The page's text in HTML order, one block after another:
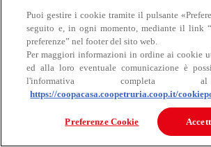
Bovino
Puoi gestire i cookie tramite il pulsante
seguito e, in ogni momento, mediante il link
preferenze” nel footer del sito web.
Per maggiori informazioni in ordine ai cookie
ed alla loro eventuale comunicazione è
l'informativa
https://coopacasa.coopetruria.coop.it/
Preferenze Cookie